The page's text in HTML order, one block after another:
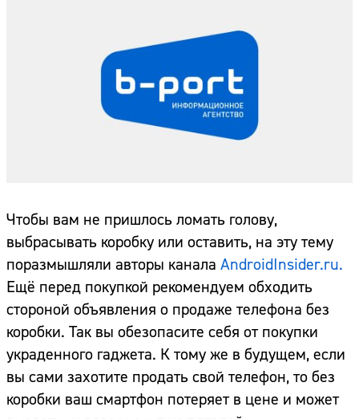
Чтобы вам не пришлось ломать голову,
выбрасывать коробку или оставить, на эту тему
поразмышляли авторы канала AndroidInsider.ru.
Ещё перед покупкой рекомендуем обходить
стороной объявления о продаже телефона без
коробки. Так вы обезопасите себя от покупки
украденного гаджета. К тому же в будущем, если
вы сами захотите продать свой телефон, то без
коробки ваш смартфон потеряет в цене и может